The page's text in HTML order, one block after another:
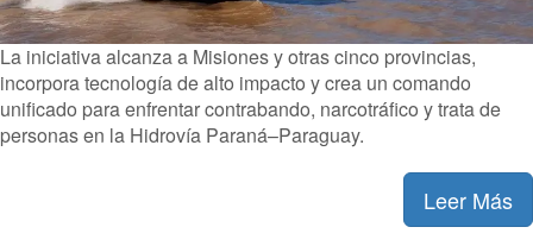
La iniciativa alcanza a Misiones y otras cinco provincias,
incorpora tecnología de alto impacto y crea un comando
unificado para enfrentar contrabando, narcotráfico y trata de
personas en la Hidrovía Paraná–Paraguay.
Leer Más